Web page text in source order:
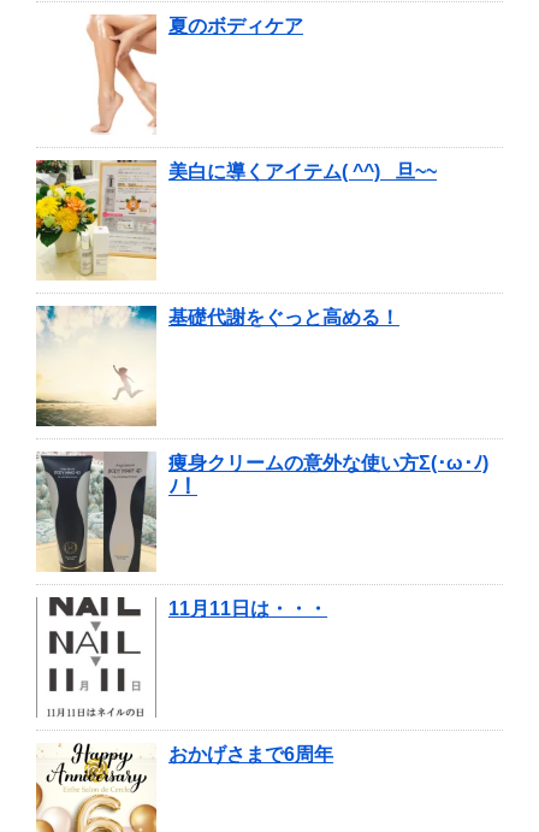
夏のボディケア
美白に導くアイテム( ^^) _旦~~
基礎代謝をぐっと高める！
痩身クリームの意外な使い方Σ(･ω･ﾉ)
ﾉ！
11月11日は・・・
おかげさまで6周年